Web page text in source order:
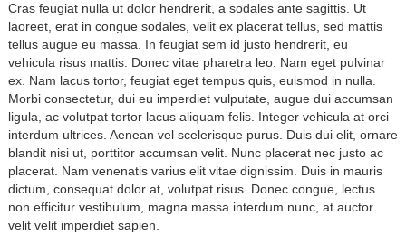
Cras feugiat nulla ut dolor hendrerit, a sodales ante sagittis. Ut
laoreet, erat in congue sodales, velit ex placerat tellus, sed mattis
tellus augue eu massa. In feugiat sem id justo hendrerit, eu
vehicula risus mattis. Donec vitae pharetra leo. Nam eget pulvinar
ex. Nam lacus tortor, feugiat eget tempus quis, euismod in nulla.
Morbi consectetur, dui eu imperdiet vulputate, augue dui accumsan
ligula, ac volutpat tortor lacus aliquam felis. Integer vehicula at orci
interdum ultrices. Aenean vel scelerisque purus. Duis dui elit, ornare
blandit nisi ut, porttitor accumsan velit. Nunc placerat nec justo ac
placerat. Nam venenatis varius elit vitae dignissim. Duis in mauris
dictum, consequat dolor at, volutpat risus. Donec congue, lectus
non efficitur vestibulum, magna massa interdum nunc, at auctor
velit velit imperdiet sapien.